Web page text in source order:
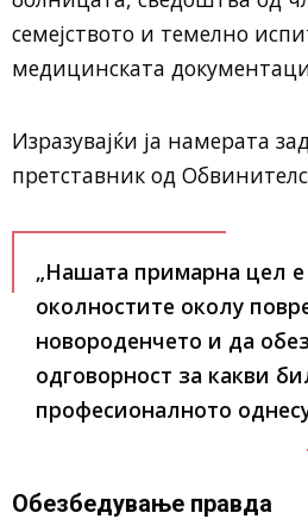
семејството и темелно
медицинската
Изразувајќи ја намерата
претставник од
„Нашата примарна цел
околностите околу
новороденчето и да
одговорност за какви
професионалното
Обезбедување правда